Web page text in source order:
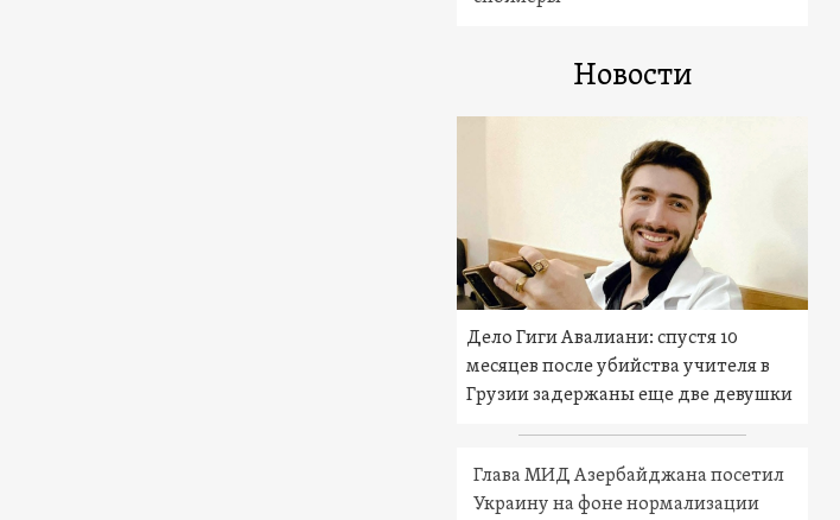
Новости
Дело Гиги Авалиани: спустя 10
месяцев после убийства учителя в
Грузии задержаны еще две девушки
Глава МИД Азербайджана посетил
Украину на фоне нормализации